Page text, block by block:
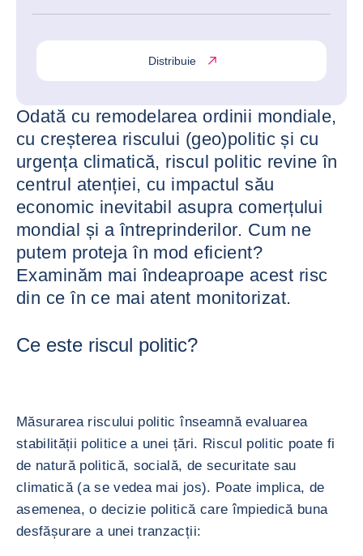
Distribuie
Odată cu remodelarea ordinii mondiale,
cu creșterea riscului (geo)politic și cu
urgența climatică, riscul politic revine în
centrul atenției, cu impactul său
economic inevitabil asupra comerțului
mondial și a întreprinderilor. Cum ne
putem proteja în mod eficient?
Examinăm mai îndeaproape acest risc
din ce în ce mai atent monitorizat.
Ce este riscul politic?
Măsurarea riscului politic înseamnă evaluarea
stabilității politice a unei țări. Riscul politic poate fi
de natură politică, socială, de securitate sau
climatică (a se vedea mai jos). Poate implica, de
asemenea, o decizie politică care împiedică buna
desfășurare a unei tranzacții: